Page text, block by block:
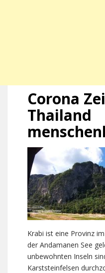
Corona
Thailand
Krabi ist eine Provinz
der Andamanen See
unbewohnten Inseln
Karststeinfelsen